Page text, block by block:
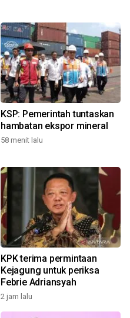
KSP: Pemerintah tuntaskan
hambatan ekspor mineral
58 menit lalu
KPK terima permintaan
Kejagung untuk periksa
Febrie Adriansyah
2 jam lalu